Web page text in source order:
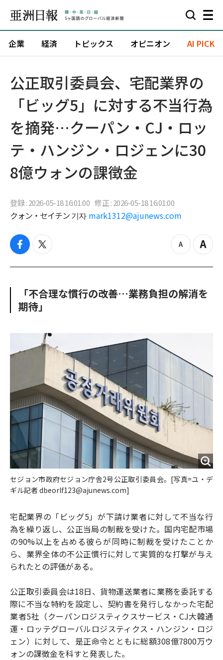
企業 経済 トピックス オピニオン AI PICK
公正取引委員会、宅配業界の
「ビッグ5」に対する不当行為
を摘発…クーパン・CJ・ロッ
テ・ハンジン・ロジェンに30
8億ウォンの課徴金
登録 : 2026-05-18 16:01:00 修正 : 2026-05-18 16:01:00
クォン・セイチン 기자 mark1312@ajunews.com
f
c
o
k
t
i
e
r
z
o
u
Z
o
n
「不合理な慣行の改善…業務負担の解消を
期待」
セジョン市政府セジョン庁舎2号公正取引委員会。[写真=ユ・デ
ギル記者 dbeorlf123@ajunews.com]
宅配業界の「ビッグ5」が下請け業者に対して不当な行
為を繰り返し、公正当局の制裁を受けた。国内宅配市場
の90%以上を占める彼らが同時に制裁を受けたことか
ら、業界全体の不公正慣行に対して実質的な打撃が与え
られたとの評価がある。
公正取引委員会は18日、貨物運送業者に業務を委託する
際に不当な特約を設定し、契約書を発行しなかった宅配
業者5社（クーパンロジスティクスサービス・CJ大韓通
運・ロッテグローバルロジスティクス・ハンジン・ロジ
ェン）に対して、是正命令とともに総額308億7800万ウ
ォンの課徴金を科すと発表した。